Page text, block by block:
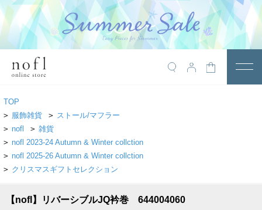
￥10,800税込以上で送料無料
トップス
アウター
ワンピース
パンツ
TOP
> 服飾雑貨 > ストール/マフラー
> nofl > 雑貨
> nofl 2023-24 Autumn & Winter collction
> nofl 2025-26 Autumn & Winter collction
> クリスマスギフトセレクション
【nofl】リバーシブルJQ衿巻 644004060